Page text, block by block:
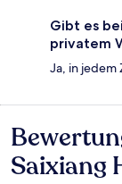
Gibt es
privatem
Ja, in
Saixiang